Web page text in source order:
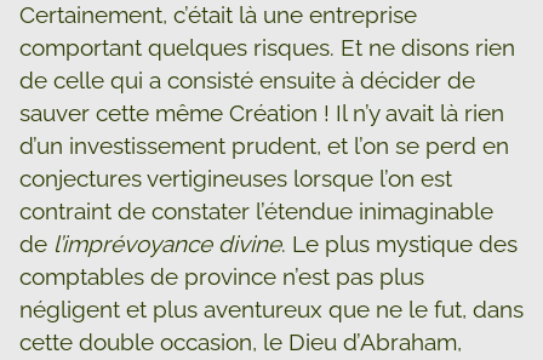
Certainement, c’était là une entreprise
comportant quelques risques. Et ne disons rien
de celle qui a consisté ensuite à décider de
sauver cette même Création ! Il n’y avait là rien
d’un investissement prudent, et l’on se perd en
conjectures vertigineuses lorsque l’on est
contraint de constater l’étendue inimaginable
de l’imprévoyance divine. Le plus mystique des
comptables de province n’est pas plus
négligent et plus aventureux que ne le fut, dans
cette double occasion, le Dieu d’Abraham,